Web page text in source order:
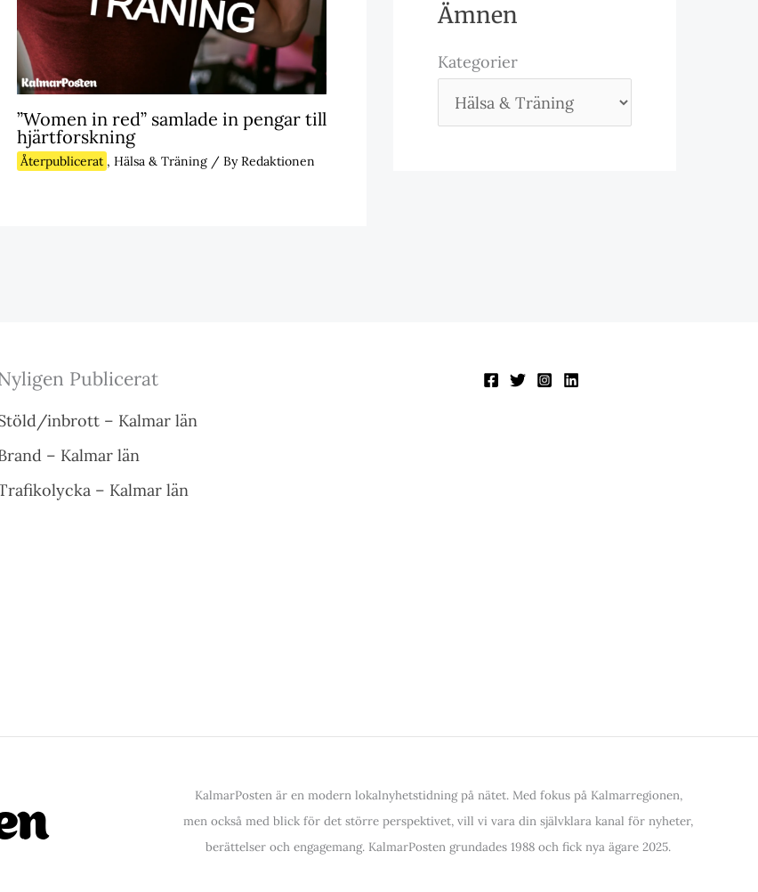
”Women in red” samlade in pengar till
hjärtforskning
Återpublicerat , Hälsa & Träning/ ByRedaktionen
Ämnen
Kategorier
Publicerat
inbrott – Kalmar län
– Kalmar län
– Kalmar län
KalmarPosten är en modern lokalnyhetstidning på nätet. Med fokus på Kalmarregionen,
men också med blick för det större perspektivet, vill vi vara din självklara kanal för nyheter,
berättelser och engagemang. KalmarPosten grundades 1988 och fick nya ägare 2025.